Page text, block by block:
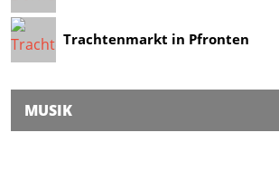
Trachtenmarkt in Pfronten
MUSIK